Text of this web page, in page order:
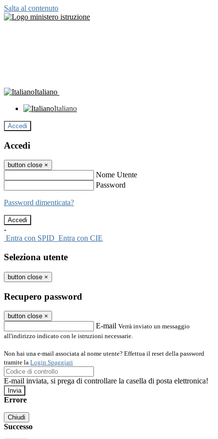
Salta al contenuto
Italiano
Italiano
Accedi
Accedi
button close ×
Nome Utente
Password
Password dimenticata?
-
Entra con SPID Entra con CIE
Seleziona utente
button close ×
Recupero password
button close ×
E-mail Verrà inviato un messaggio
all'indirizzo indicato con le istruzioni necessarie.
Non hai una e-mail associata al nome utente? Effettua il reset della password
tramite la Login Spaggiari
E-mail inviata, si prega di controllare la casella di posta elettronica!
Errore
Chiudi
Successo